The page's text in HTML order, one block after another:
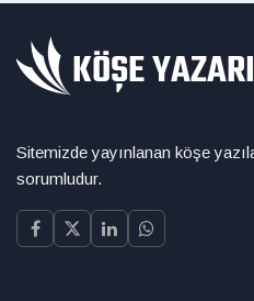
Sitemizde yayınlanan köşe
sorumludur.